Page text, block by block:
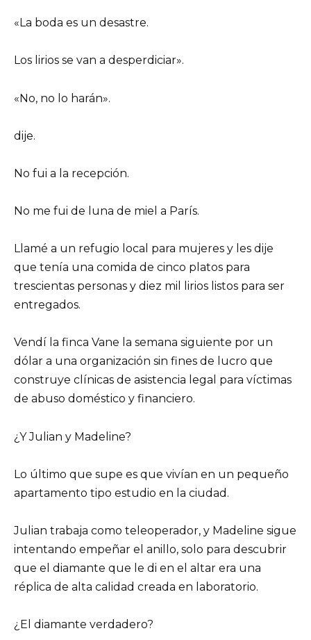
«La boda es un desastre.
Los lirios se van a desperdiciar».
«No, no lo harán».
dije.
No fui a la recepción.
No me fui de luna de miel a París.
Llamé a un refugio local para mujeres y les dije
que tenía una comida de cinco platos para
trescientas personas y diez mil lirios listos para ser
entregados.
Vendí la finca Vane la semana siguiente por un
dólar a una organización sin fines de lucro que
construye clínicas de asistencia legal para víctimas
de abuso doméstico y financiero.
¿Y Julian y Madeline?
Lo último que supe es que vivían en un pequeño
apartamento tipo estudio en la ciudad.
Julian trabaja como teleoperador, y Madeline sigue
intentando empeñar el anillo, solo para descubrir
que el diamante que le di en el altar era una
réplica de alta calidad creada en laboratorio.
¿El diamante verdadero?